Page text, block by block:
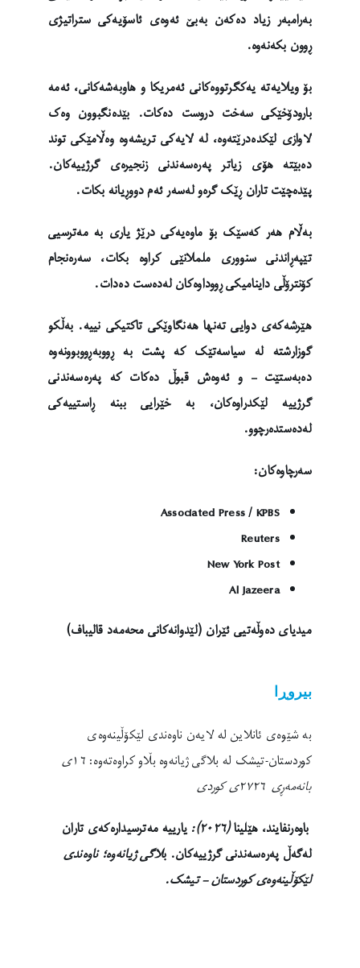
بەرامبەر زیاد دەکەن بەبێ ئەوەی ئاسۆیەکی ستراتیژی
ڕوون بکەنەوە.
بۆ ویلایەتە یەکگرتووەکانی ئەمریکا و هاوبەشەکانی، ئەمە
بارودۆخێکی سەخت دروست دەکات. بێدەنگبوون وەک
لاوازی لێکدەدرێتەوە، لە لایەکی تریشەوە وەڵامێکی توند
دەبێتە هۆی زیاتر پەرەسەندنی زنجیرەی گرژییەکان.
پێدەچێت تاران ڕێک گرەو لەسەر ئەم دووڕیانە بکات.
بەڵام هەر کەسێک بۆ ماوەیەکی درێژ یاری بە مەترسیی
تێپەڕاندنی سنووری ململانێی کراوە بکات، سەرەنجام
کۆنترۆڵی داینامیکی ڕووداوەکان لەدەست دەدات.
هێرشەکەی دوایی تەنها هەنگاوێکی تاکتیکی نییە. بەڵکو
گوزارشتە لە سیاسەتێک کە پشت بە ڕووبەڕووبوونەوە
دەبەستێت – و ئەوەش قبوڵ دەکات کە پەرەسەندنی
گرژییە لێکدراوەکان، بە خێرایی ببنە ڕاستییەکی
لەدەستدەرچوو.
سەرچاوەکان:
Associated Press / KPBS
Reuters
New York Post
Al Jazeera
میدیای دەوڵەتیی ئێران (لێدوانەکانی محەمەد قالیباف)
بیروڕا
بە شێوەی ئانلاین لە لایەن ناوەندی لێکۆڵینەوەی
کوردستان-تیشک لە بلاگی ژیانەوە بڵاو کراوەتەوە: ١٦ی
بانەمەڕی ٢٧٢٦ی کوردی
باوەرنفایند، هێلینا(٢٠٢٦):
یارییە مەترسیدارەکەی تاران
لەگەڵ پەرەسەندنی گرژییەکان. بلاگی ژیانەوە؛ ناوەندی
لێکۆڵینەوەی کوردستان – تیشک.